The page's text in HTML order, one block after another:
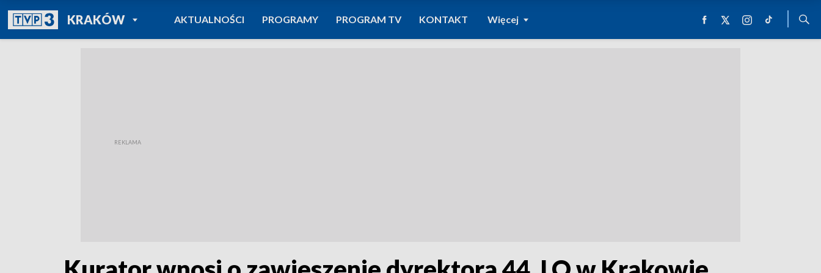
KRAKÓWPOWRÓT DO
TVP REGIONY
AKTUALNOŚCI PROGRAMY PROGRAM TV KONTAKT Więcej